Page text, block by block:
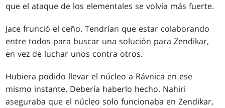
que el ataque de los elementales se volvía más fuerte.
Jace frunció el ceño. Tendrían que estar colaborando
entre todos para buscar una solución para Zendikar,
en vez de luchar unos contra otros.
Hubiera podido llevar el núcleo a Rávnica en ese
mismo instante. Debería haberlo hecho. Nahiri
aseguraba que el núcleo solo funcionaba en Zendikar,